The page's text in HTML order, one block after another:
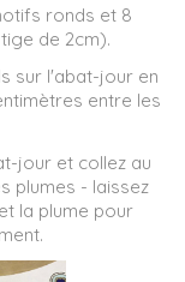
ronds et 8
de 2cm).
sur l'abat-jour en
entre les
jour et collez au
plumes - laissez
la plume pour